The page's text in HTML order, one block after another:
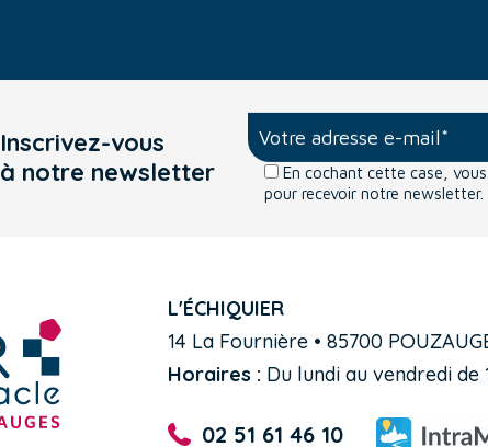
Inscrivez-vous
à notre newsletter
En cochant cette case,
pour recevoir notre newsletter.
L'ÉCHIQUIER
14 La Fournière • 85700
Horaires : Du lundi au vendredi de
02 51 61 46 10